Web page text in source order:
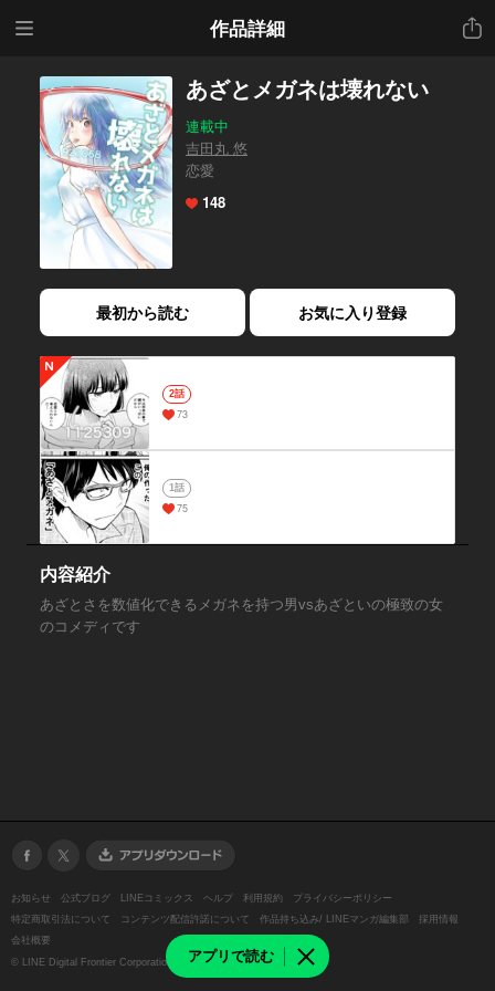
作品詳細
共有
アプリで読む
あざとメガネは壊れない
連載中
吉田丸 悠
恋愛
148
最初から読む お気に入り登録
2話
73
1話
75
内容紹介
あざとさを数値化できるメガネを持つ男vsあざといの極致の女
のコメディです
お知らせ 公式ブログ LINEコミックス ヘルプ 利用規約
プライバシーポリシー
特定商取引法について
コンテンツ配信許諾について 作品持ち込み/ LINEマンガ編集部
採用情報
会社概要
© LINE Digital Frontier Corporation